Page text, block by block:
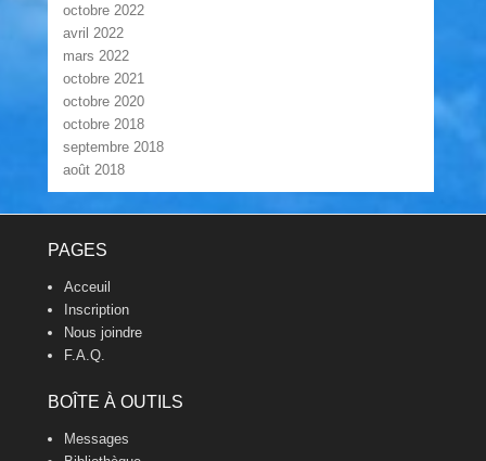
octobre 2022
avril 2022
mars 2022
octobre 2021
octobre 2020
octobre 2018
septembre 2018
août 2018
PAGES
Acceuil
Inscription
Nous joindre
F.A.Q.
BOÎTE À OUTILS
Messages